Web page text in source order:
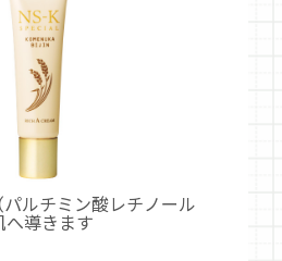
ルチミン酸レチノール
導きます